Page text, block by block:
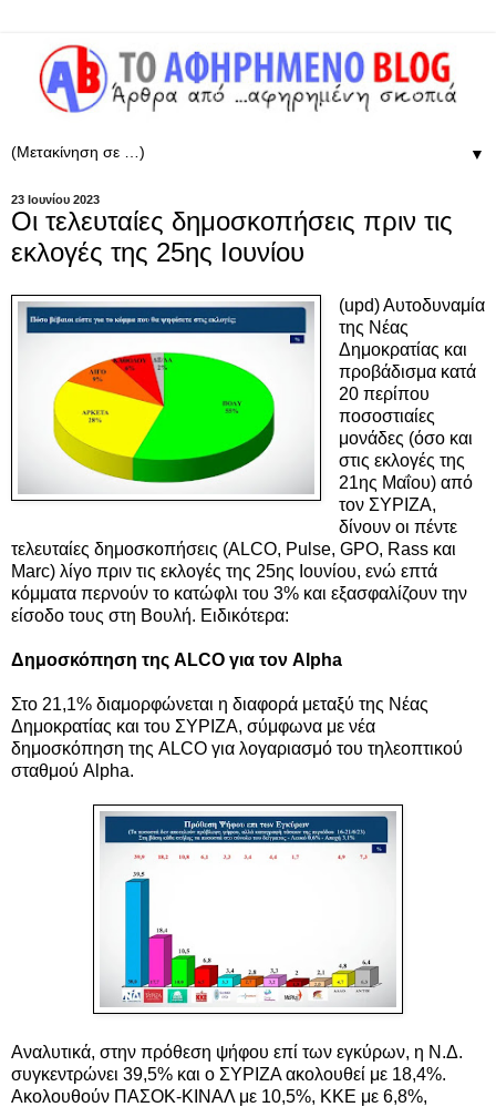
▼
23 Ιουνίου 2023
Οι τελευταίες δημοσκοπήσεις πριν τις
εκλογές της 25ης Ιουνίου
(upd) Aυτοδυναμία
της Νέας
Δημοκρατίας και
προβάδισμα κατά
20 περίπου
ποσοστιαίες
μονάδες (όσο και
στις εκλογές της
21ης Μαΐου) από
τον ΣΥΡΙΖΑ,
δίνουν οι πέντε
τελευταίες δημοσκοπήσεις (ALCO, Pulse, GPO, Rass και
Marc) λίγο πριν τις εκλογές της 25ης Ιουνίου, ενώ επτά
κόμματα περνούν το κατώφλι του 3% και εξασφαλίζουν την
είσοδο τους στη Βουλή. Ειδικότερα:
Δημοσκόπηση της ALCO για τον Alpha
Στο 21,1% διαμορφώνεται η διαφορά μεταξύ της Νέας
Δημοκρατίας και του ΣΥΡΙΖΑ, σύμφωνα με νέα
δημοσκόπηση της ALCO για λογαριασμό του τηλεοπτικού
σταθμού Alpha.
Αναλυτικά, στην πρόθεση ψήφου επί των εγκύρων, η Ν.Δ.
συγκεντρώνει 39,5% και ο ΣΥΡΙΖΑ ακολουθεί με 18,4%.
Ακολουθούν ΠΑΣΟΚ-ΚΙΝΑΛ με 10,5%, ΚΚΕ με 6,8%,